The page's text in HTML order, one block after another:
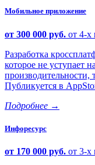
Мобильное приложение
от 300 000 руб. от 4-х
Разработка
которое не уступает
производительности,
Публикуется в
Подробнее →
Инфоресурс
от 170 000 руб. от 3-х